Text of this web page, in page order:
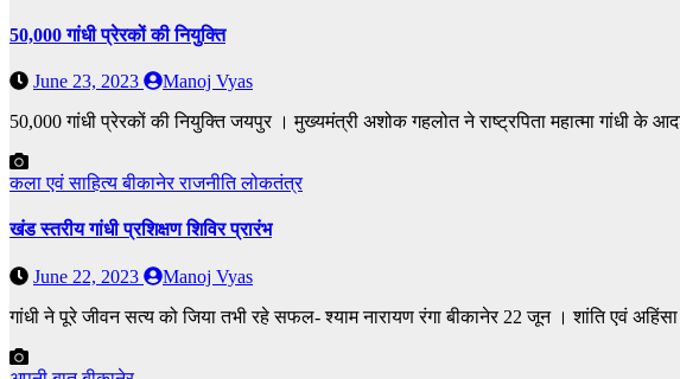
50,000 गांधी प्रेरकों की नियुक्ति
June 23, 2023
Manoj Vyas
50,000 गांधी प्रेरकों की नियुक्ति जयपुर । मुख्यमंत्री अशोक गहलोत ने राष्ट्रपिता महात्मा गांधी
कला एवं साहित्यबीकानेरराजनीतिलोकतंत्र
खंड स्तरीय गांधी प्रशिक्षण शिविर प्रारंभ
June 22, 2023
Manoj Vyas
गांधी ने पूरे जीवन सत्य को जिया तभी रहे सफल- श्याम नारायण रंगा बीकानेर 22 जून । शांति एवं